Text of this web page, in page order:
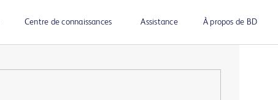
Centre de connaissances Assistance À propos de BD